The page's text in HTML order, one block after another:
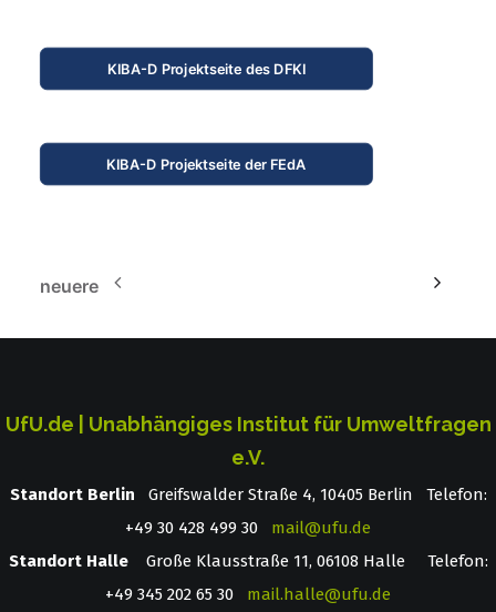
KIBA-D Projektseite des DFKI
KIBA-D Projektseite der FEdA
neuere
UfU.de | Unabhängiges Institut für Umweltfragen
e.V.
Standort Berlin ­ Greifswalder Straße 4, 10405 Berlin Telefon:
+49 30 428 499 30 mail@ufu.de
Standort HalleGroße Klausstraße 11, 06108 Halle Telefon:
+49 345 202 65 30 mail.halle@ufu.de